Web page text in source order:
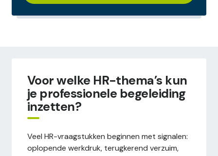
Voor welke HR-thema’s kun
je professionele begeleiding
inzetten?
Veel HR-vraagstukken beginnen met signalen:
oplopende werkdruk, terugkerend verzuim,